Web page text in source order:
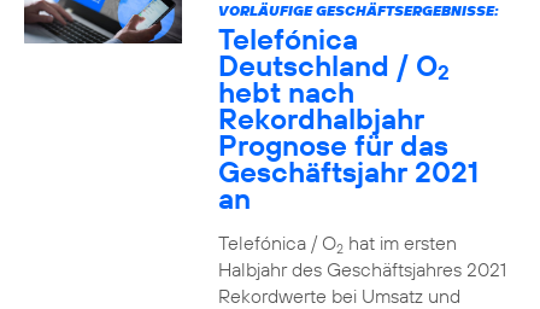
VORLÄUFIGE GESCHÄFTSERGEBNISSE:
Telefónica
Deutschland / O2
hebt nach
Rekordhalbjahr
Prognose für das
Geschäftsjahr 2021
an
Telefónica / O2hat im ersten
Halbjahr des Geschäftsjahres 2021
Rekordwerte bei Umsatz und